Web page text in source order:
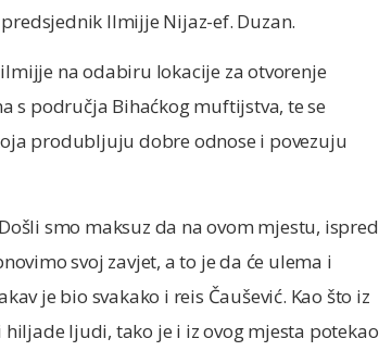
Ilmijje Nijaz-ef. Duzan.
na odabiru lokacije za otvorenje
s područja Bihaćkog muftijstva, te se
produbljuju dobre odnose i povezuju
smo maksuz da na ovom mjestu, ispred
svoj zavjet, a to je da će ulema i
je bio svakako i reis Čaušević. Kao što iz
ljudi, tako je i iz ovog mjesta potekao